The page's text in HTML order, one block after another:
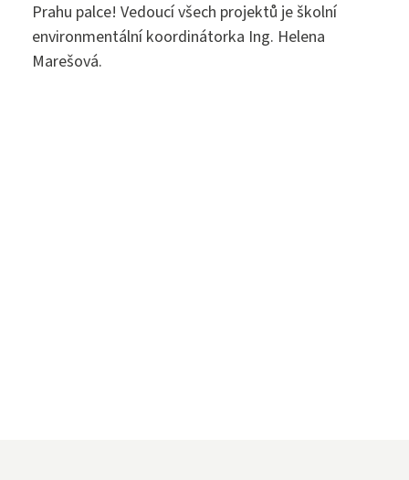
Diplomovaná dětská sestra
244 105 001
Prahu palce! Vedoucí všech projektů je školní
environmentální koordinátorka Ing. Helena
Marešová.